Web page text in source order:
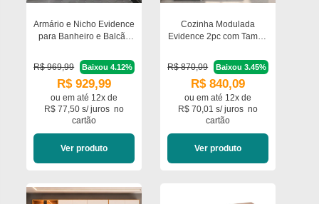
Armário e Nicho Evidence
para Banheiro e Balcão
Poliman Móveis
R$ 969,99 Baixou 4.12%
R$ 929,99
ou em até 12x de
R$ 77,50 s/ juros no
cartão
Ver produto
Cozinha Modulada
Evidence 2pc com Tampo
R$ 870,09
Baixou 3.45%
R$ 840,09
ou em até 12x de
R$ 70,01 s/ juros no
cartão
Ver produto